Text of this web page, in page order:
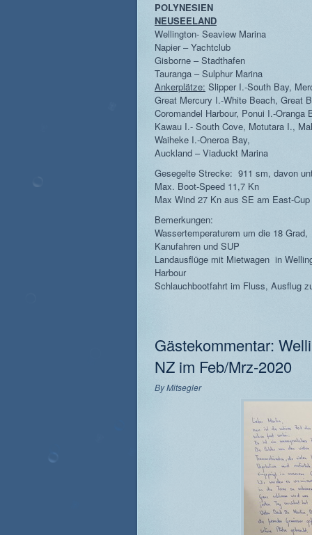
POLYNESIEN
NEUSEELAND
Wellington- Seaview Marina
Napier – Yachtclub
Gisborne – Stadthafen
Tauranga – Sulphur Marina
Ankerplätze: Slipper I.-South Bay,
Great Mercury I.-White Beach, Great
Coromandel Harbour, Ponui I.-Oranga
Kawau I.- South Cove, Motutara I.,
Waiheke I.-Oneroa Bay,
Auckland – Viaduckt Marina
Gesegelte Strecke: 911 sm, davon
Max. Boot-Speed 11,7 Kn
Max Wind 27 Kn aus SE am East-Cup
Bemerkungen:
Wassertemperaturem um die 18 Grad,
Kanufahren und SUP
Landausflüge mit Mietwagen in
Harbour
Schlauchbootfahrt im Fluss, Ausflug
Gästekommentar:
NZ im Feb/Mrz-2020
ByMitsegler